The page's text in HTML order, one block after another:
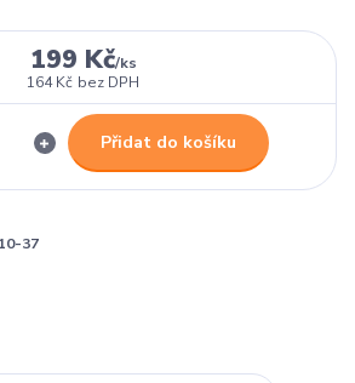
199 Kč/ks
164 Kč bez DPH
Přidat do košíku
37